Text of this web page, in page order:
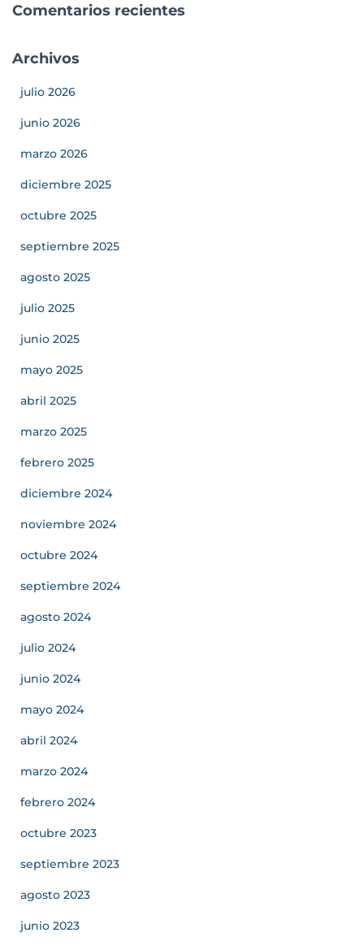
Comentarios recientes
Archivos
julio 2026
junio 2026
marzo 2026
diciembre 2025
octubre 2025
septiembre 2025
agosto 2025
julio 2025
junio 2025
mayo 2025
abril 2025
marzo 2025
febrero 2025
diciembre 2024
noviembre 2024
octubre 2024
septiembre 2024
agosto 2024
julio 2024
junio 2024
mayo 2024
abril 2024
marzo 2024
febrero 2024
octubre 2023
septiembre 2023
agosto 2023
junio 2023